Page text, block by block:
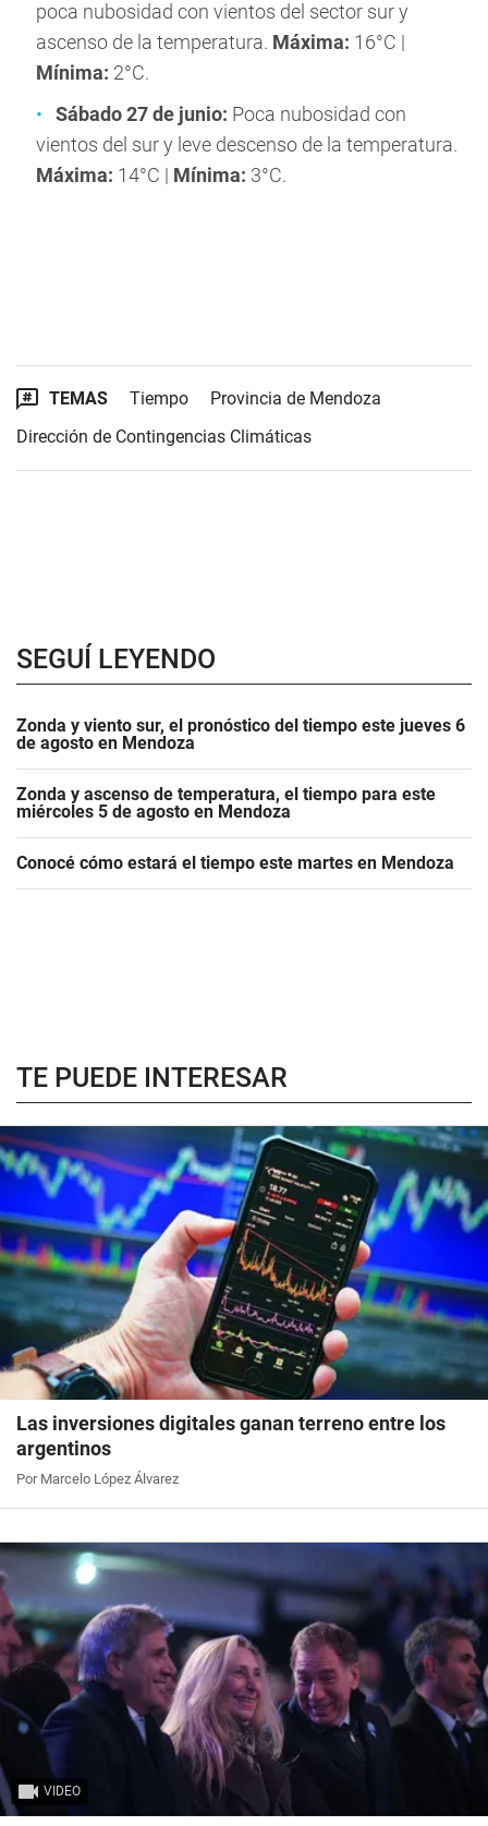
poca nubosidad con vientos del sector sur y
ascenso de la temperatura. Máxima: 16°C |
Mínima: 2°C.
Sábado 27 de junio: Poca nubosidad con
vientos del sur y leve descenso de la temperatura.
Máxima: 14°C | Mínima: 3°C.
TEMAS Tiempo
Provincia de Mendoza
Dirección de Contingencias Climáticas
SEGUÍ LEYENDO
Zonda y viento sur, el pronóstico del tiempo este jueves 6
de agosto en Mendoza
Zonda y ascenso de temperatura, el tiempo para este
miércoles 5 de agosto en Mendoza
Conocé cómo estará el tiempo este martes en Mendoza
TE PUEDE INTERESAR
Las inversiones digitales ganan terreno entre los
argentinos
Por Marcelo López Álvarez
VIDEO